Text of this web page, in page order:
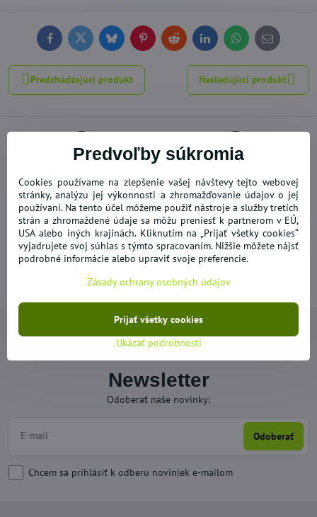
FacebookTwitterBlueskyPinterestReddit LinkedInWhatsApp
E-
mail
Predchádzajúci produkt Nasledujúci produkt
DOPRAVA ZADARMO BEZPEČNÉ NAKUPOVANIE
OVERENÉ ZÁKAZNÍKMI
Newsletter
Odoberať naše novinky:
Odoberať
Chcem sa prihlásiť k odberu noviniek e-mailom
Predvoľby súkromia
Cookies používame na zlepšenie vašej návštevy tejto webovej
stránky, analýzu jej výkonnosti a zhromažďovanie údajov o jej
používaní. Na tento účel môžeme použiť nástroje a služby tretích
strán a zhromaždené údaje sa môžu preniesť k partnerom v EÚ,
USA alebo iných krajinách. Kliknutím na „Prijať všetky cookies“
vyjadrujete svoj súhlas s týmto spracovaním. Nižšie môžete nájsť
podrobné informácie alebo upraviť svoje preferencie.
Zásady ochrany osobných údajov
Ukázať podrobnosti
Prijať všetky cookies